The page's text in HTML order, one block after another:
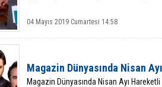
04 Mayıs 2019 Cumartesi 14:58
Magazin Dünyasında Nisan
Magazin Dünyasında Nisan Ayı